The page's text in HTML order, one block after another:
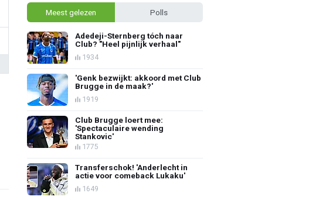
Meest gelezen Polls
Adedeji-Sternberg tóch naar
Club? "Heel pijnlijk verhaal"
1934
'Genk bezwijkt: akkoord met Club
Brugge in de maak?'
1919
Club Brugge loert mee:
'Spectaculaire wending
Stankovic'
1775
Transferschok! 'Anderlecht in
actie voor comeback Lukaku'
1649